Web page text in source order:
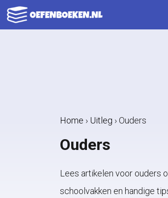
Ga
naar
Home › Uitleg ›Ouders
Ouders
Lees artikelen voor ouders
schoolvakken en handige